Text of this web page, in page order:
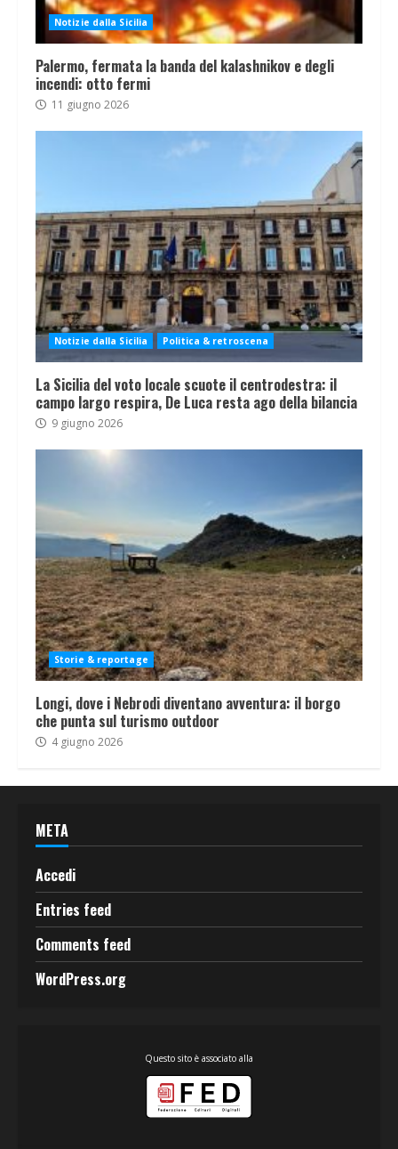
Notizie dalla Sicilia
Palermo, fermata la banda del kalashnikov e degli
incendi: otto fermi
11 giugno 2026
Notizie dalla Sicilia Politica & retroscena
La Sicilia del voto locale scuote il centrodestra: il
campo largo respira, De Luca resta ago della bilancia
9 giugno 2026
Storie & reportage
Longi, dove i Nebrodi diventano avventura: il borgo
che punta sul turismo outdoor
4 giugno 2026
META
Accedi
Entries feed
Comments feed
WordPress.org
Questo sito è associato alla